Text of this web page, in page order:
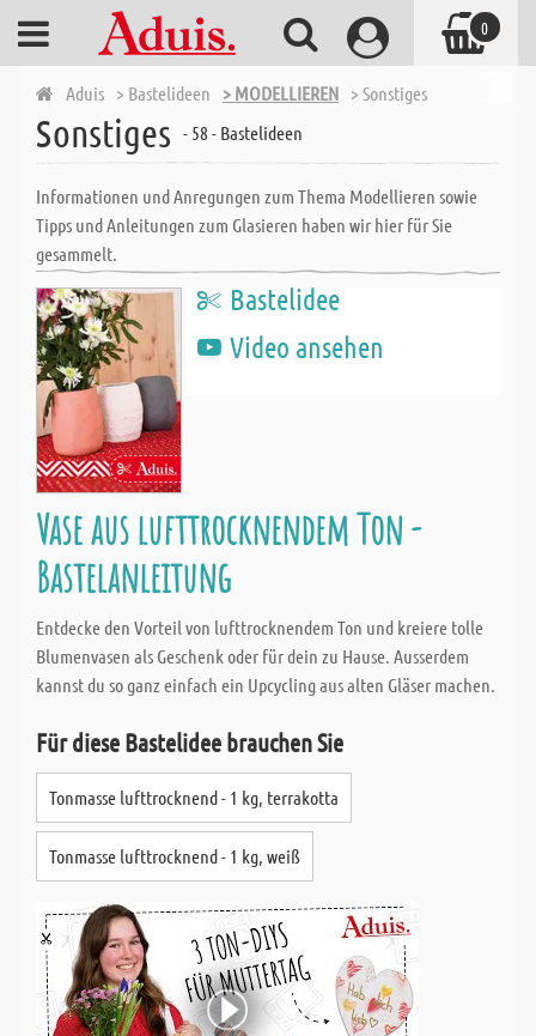
Aduis > Bastelideen > MODELLIEREN > Sonstiges
Sonstiges - 58 - Bastelideen
Informationen und Anregungen zum Thema Modellieren sowie
Tipps und Anleitungen zum Glasieren haben wir hier für Sie
gesammelt.
Bastelidee
Video ansehen
Vase aus lufttrocknendem Ton -
Bastelanleitung
Entdecke den Vorteil von lufttrocknendem Ton und kreiere tolle
Blumenvasen als Geschenk oder für dein zu Hause. Ausserdem
kannst du so ganz einfach ein Upcycling aus alten Gläser machen.
Für diese Bastelidee brauchen Sie
Tonmasse lufttrocknend - 1 kg, terrakotta
Tonmasse lufttrocknend - 1 kg, weiß
0